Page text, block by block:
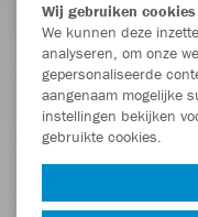
Wij gebruiken cookies
We kunnen deze
analyseren, om onze
gepersonaliseerde
aangenaam mogelijke
instellingen bekijken
gebruikte cookies.